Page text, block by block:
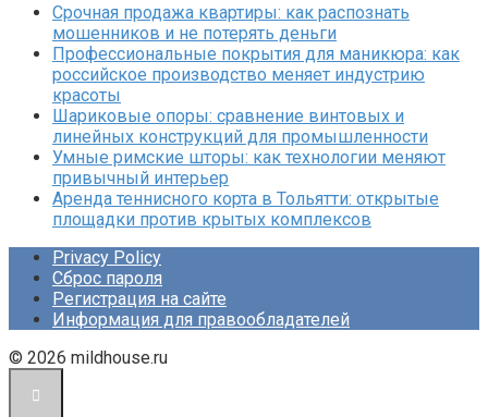
Срочная продажа квартиры: как распознать
мошенников и не потерять деньги
Профессиональные покрытия для маникюра: как
российское производство меняет индустрию
красоты
Шариковые опоры: сравнение винтовых и
линейных конструкций для промышленности
Умные римские шторы: как технологии меняют
привычный интерьер
Аренда теннисного корта в Тольятти: открытые
площадки против крытых комплексов
Privacy Policy
Сброс пароля
Регистрация на сайте
Информация для правообладателей
© 2026 mildhouse.ru